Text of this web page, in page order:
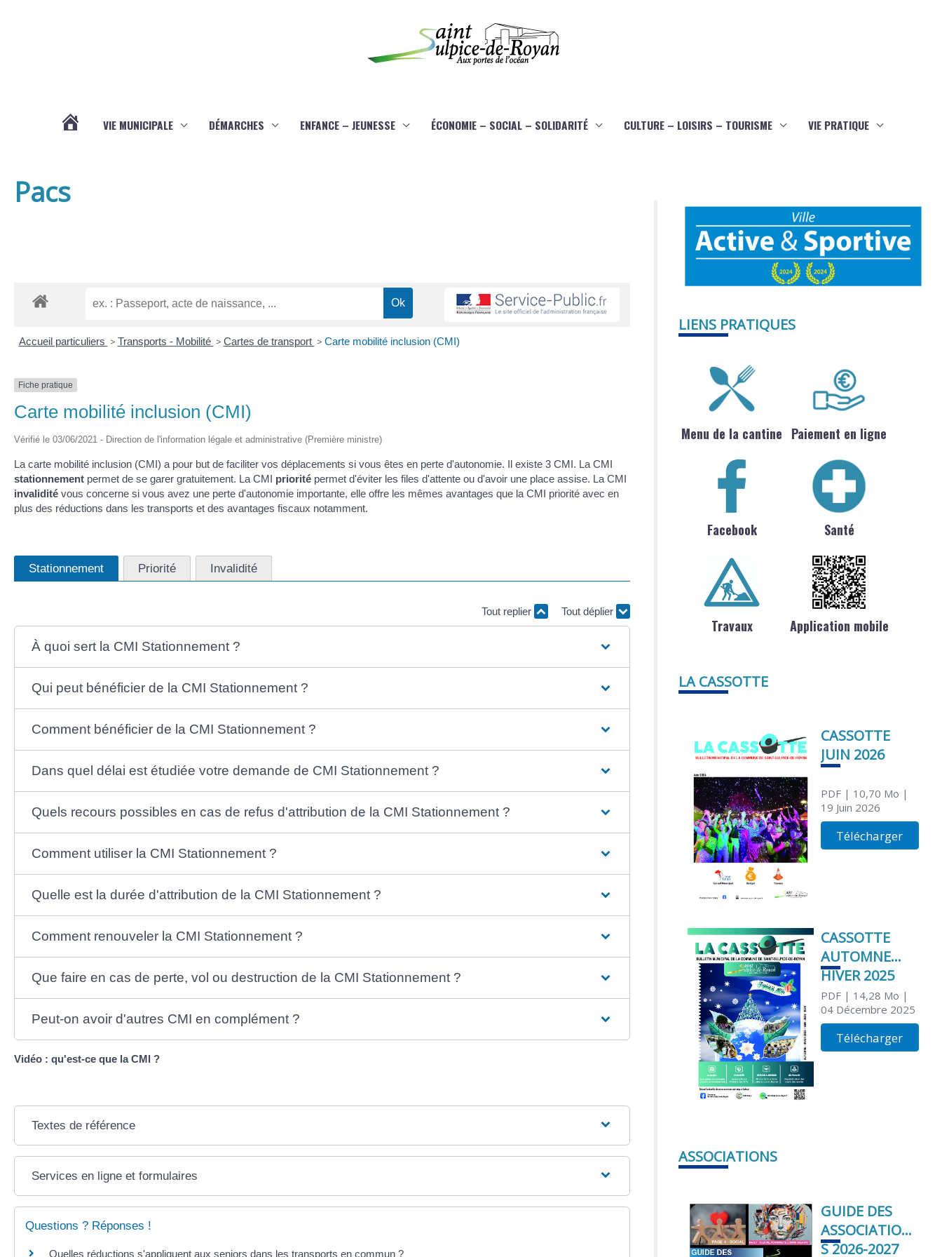
VIE MUNICIPALE DÉMARCHES ENFANCE – JEUNESSE ÉCONOMIE – SOCIAL – SOLIDARITÉ CULTURE – LOISIRS – TOURISME VIE PRATIQUE
Pacs
Accueil particuliers > Transports - Mobilité > Cartes de transport > Carte mobilité inclusion (CMI)
Fiche pratique
Carte mobilité inclusion (CMI)
Vérifié le 03/06/2021 - Direction de l'information légale et administrative (Première ministre)
La carte mobilité inclusion (CMI) a pour but de faciliter vos déplacements si vous êtes en perte d'autonomie. Il existe 3 CMI. La CMI
stationnement permet de se garer gratuitement. La CMI priorité permet d'éviter les files d'attente ou d'avoir une place assise. La CMI
invalidité vous concerne si vous avez une perte d'autonomie importante, elle offre les mêmes avantages que la CMI priorité avec en
plus des réductions dans les transports et des avantages fiscaux notamment.
Stationnement Priorité Invalidité
Tout replier Tout déplier
À quoi sert la CMI Stationnement ?
Qui peut bénéficier de la CMI Stationnement ?
Comment bénéficier de la CMI Stationnement ?
Dans quel délai est étudiée votre demande de CMI Stationnement ?
Quels recours possibles en cas de refus d'attribution de la CMI Stationnement ?
Comment utiliser la CMI Stationnement ?
Quelle est la durée d'attribution de la CMI Stationnement ?
Comment renouveler la CMI Stationnement ?
Que faire en cas de perte, vol ou destruction de la CMI Stationnement ?
Peut-on avoir d'autres CMI en complément ?
Vidéo : qu'est-ce que la CMI ?
Textes de référence
Services en ligne et formulaires
Questions ? Réponses !
Quelles réductions s'appliquent aux seniors dans les transports en commun ?
LIENS PRATIQUES
Menu de la cantine Paiement en ligne
Facebook Santé
Travaux Application mobile
LA CASSOTTE
CASSOTTE
JUIN 2026
PDF| 10,70 Mo |
19 Juin 2026
Télécharger
CASSOTTE
AUTOMNE
HIVER 2025
PDF| 14,28 Mo |
04 Décembre 2025
Télécharger
ASSOCIATIONS
GUIDE DES
ASSOCIATION
S 2026-2027